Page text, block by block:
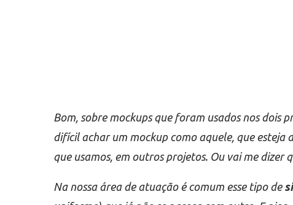
Bom, sobre mockups que foram usados nos dois
difícil achar um mockup como aquele, que esteja
que usamos, em outros projetos. Ou vai me dizer
Na nossa área de atuação é comum esse tipo de